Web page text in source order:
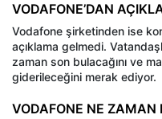
VODAFONE’DAN
Vodafone şirketinden ise
açıklama gelmedi.
zaman son bulacağını ve
giderileceğini merak ediyor.
VODAFONE NE ZAMAN